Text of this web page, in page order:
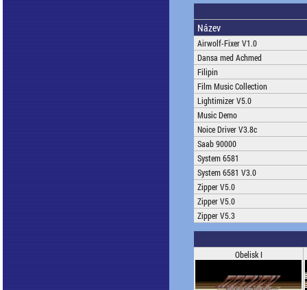
Název
Airwolf-Fixer V1.0
Dansa med Achmed
Filipin
Film Music Collection
Lightimizer V5.0
Music Demo
Noice Driver V3.8c
Saab 90000
System 6581
System 6581 V3.0
Zipper V5.0
Zipper V5.0
Zipper V5.3
Obelisk I